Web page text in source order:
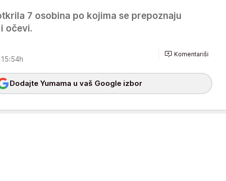
7 osobina po kojima se prepoznaju
očevi.
Komentariši
Dodajte Yumama u vaš Google izbor